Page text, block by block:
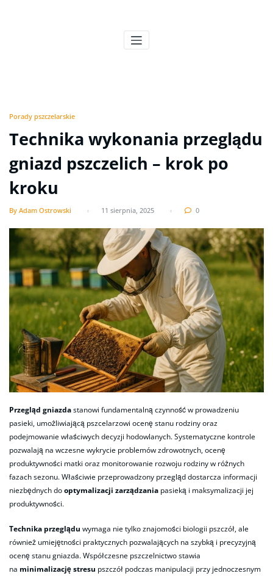
Porady pszczelarskie
Technika wykonania przeglądu
gniazd pszczelich – krok po
kroku
By Adam Ostrowski 11 sierpnia, 2025 0
Przegląd gniazdastanowi fundamentalną czynność w prowadzeniu
pasieki, umożliwiającą pszcelarzowi ocenę stanu rodziny oraz
podejmowanie właściwych decyzji hodowlanych. Systematyczne kontrole
pozwalają na wczesne wykrycie problemów zdrowotnych, ocenę
produktywności matki oraz monitorowanie rozwoju rodziny w różnych
fazach sezonu. Właściwie przeprowadzony przegląd dostarcza informacji
niezbędnych dooptymalizacji zarządzania pasieką i maksymalizacji jej
produktywności.
Technika przeglądu wymaga nie tylko znajomości biologii pszczół, ale
również umiejętności praktycznych pozwalających na szybką i precyzyjną
ocenę stanu gniazda. Współczesne pszczelnictwo stawia
na minimalizację stresu pszczół podczas manipulacji przy jednoczesnym